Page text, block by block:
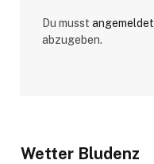
Du musst angemeldet
abzugeben.
Wetter Bludenz